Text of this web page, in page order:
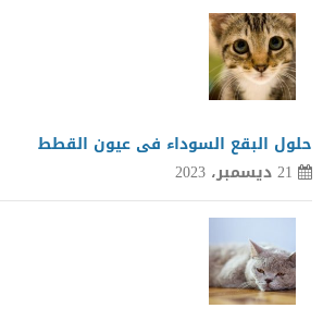
حلول البقع السوداء فى عيون القطط
21 ديسمبر، 2023